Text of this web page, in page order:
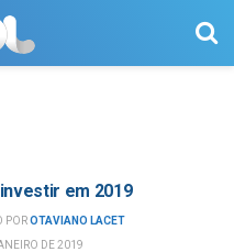
em 2019
POROTAVIANO LACET
DE 2019